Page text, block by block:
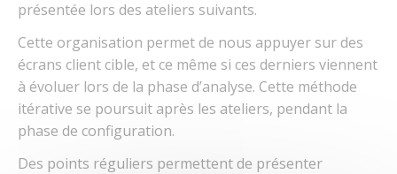
présentée lors des ateliers suivants.
Cette organisation permet de nous appuyer sur des
écrans client cible, et ce même si ces derniers viennent
à évoluer lors de la phase d’analyse. Cette méthode
itérative se poursuit après les ateliers, pendant la
phase de configuration.
Des points réguliers permettent de présenter